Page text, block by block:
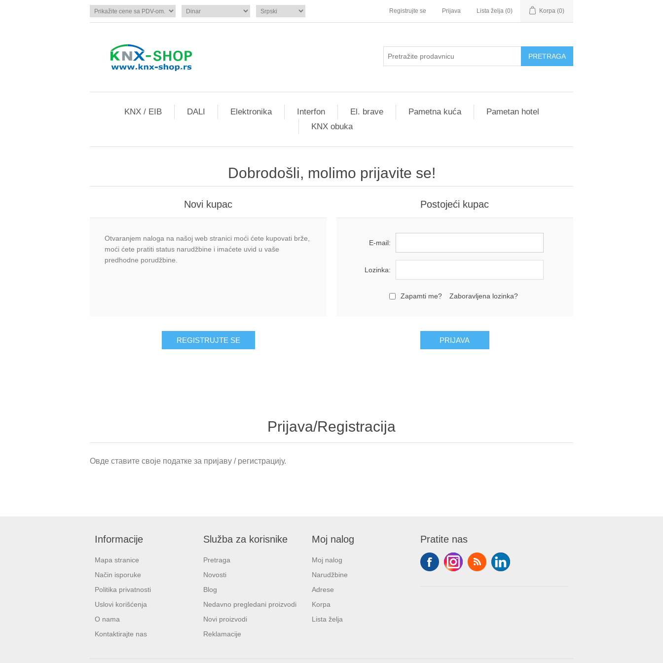
Registrujte se Prijava Lista želja (0) Korpa (0)
KNX / EIB DALI Elektronika Interfon El. brave Pametna kuća
Pametan hotel
KNX obuka
Dobrodošli, molimo prijavite se!
Novi kupac
Otvaranjem naloga na našoj web stranici moći ćete kupovati brže,
moći ćete pratiti status narudžbine i imaćete uvid u vaše
predhodne porudžbine.
Postojeći kupac
E-mail:
Lozinka:
Zapamti me? Zaboravljena lozinka?
Prijava/Registracija
Овде ставите своје податке за пријаву / регистрацију.
Informacije
Mapa stranice
Način isporuke
Politika privatnosti
Uslovi korišćenja
O nama
Kontaktirajte nas
Služba za korisnike
Pretraga
Novosti
Blog
Nedavno pregledani proizvodi
Novi proizvodi
Reklamacije
Moj nalog
Moj nalog
Narudžbine
Adrese
Korpa
Lista želja
Pratite nas